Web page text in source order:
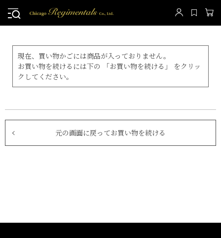
現在、買い物かごには商品が入っておりません。
お買い物を続けるには下の 「お買い物を続ける」 をクリッ
クしてください。
元の画面に戻ってお買い物を続ける